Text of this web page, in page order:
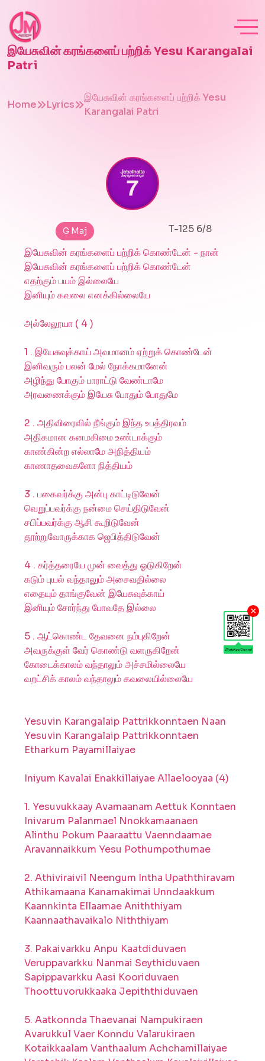
×
இயேசுவின் கரங்களைப் பற்றிக் Yesu Karangalai
Patri
Home Lyrics
இயேசுவின் கரங்களைப் பற்றிக் Yesu
Karangalai Patri
G Maj
T-125 6/8
இயேசுவின் கரங்களைப் பற்றிக் கொண்டேன் - நான்
இயேசுவின் கரங்களைப் பற்றிக் கொண்டேன்
எதற்கும் பயம் இல்லையே
இனியும் கவலை எனக்கில்லையே
அல்லேலூயா ( 4 )
1 . இயேசுவுக்காய் அவமானம் ஏற்றுக் கொண்டேன்
இனிவரும் பலன் மேல் நோக்கமானேன்
அழிந்து போகும் பாராட்டு வேண்டாமே
அரவணைக்கும் இயேசு போதும் போதுமே
2 . அதிவிரைவில் நீங்கும் இந்த உபத்திரவம்
அதிகமான கனமகிமை உண்டாக்கும்
காண்கின்ற எல்லாமே அநித்தியம்
காணாதவைகளோ நித்தியம்
3 . பகைவர்க்கு அன்பு காட்டிடுவேன்
வெறுப்பவர்க்கு நன்மை செய்திடுவேன்
சபிப்பவர்க்கு ஆசி கூறிடுவேன்
தூற்றுவோருக்காக ஜெபித்திடுவேன்
4 . கர்த்தரையே முன் வைத்து ஓடுகிறேன்
கடும் புயல் வந்தாலும் அசைவதில்லை
எதையும் தாங்குவேன் இயேசுவுக்காய்
இனியும் சோர்ந்து போவதே இல்லை
5 . ஆட்கொண்ட தேவனை நம்புகிறேன்
அவருக்குள் வேர் கொண்டு வளருகிறேன்
கோடைக்காலம் வந்தாலும் அச்சமில்லையே
வறட்சிக் காலம் வந்தாலும் கவலையில்லையே
Yesuvin Karangalaip Pattrikkonntaen Naan
Yesuvin Karangalaip Pattrikkonntaen
Etharkum Payamillaiyae
Iniyum Kavalai Enakkillaiyae Allaelooyaa (4)
1. Yesuvukkaay Avamaanam Aettuk Konntaen
Inivarum Palanmael Nnokkamaanaen
Alinthu Pokum Paaraattu Vaenndaamae
Aravannaikkum Yesu Pothumpothumae
2. Athiviraivil Neengum Intha Upaththiravam
Athikamaana Kanamakimai Unndaakkum
Kaannkinta Ellaamae Aniththiyam
Kaannaathavaikalo Niththiyam
3. Pakaivarkku Anpu Kaatdiduvaen
Veruppavarkku Nanmai Seythiduvaen
Sapippavarkku Aasi Kooriduvaen
Thoottuvorukkaaka Jepiththiduvaen
5. Aatkonnda Thaevanai Nampukiraen
Avarukkul Vaer Konndu Valarukiraen
Kotaikkaalam Vanthaalum Achchamillaiyae